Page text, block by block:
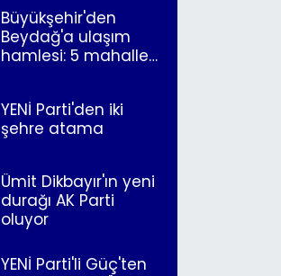
Büyükşehir'den
Beydağ'a ulaşım
hamlesi: 5 mahalle
YENİ Parti'den iki
şehre atama
Ümit Dikbayır'ın yeni
durağı AK Parti
oluyor
YENİ Parti'li Güç'ten